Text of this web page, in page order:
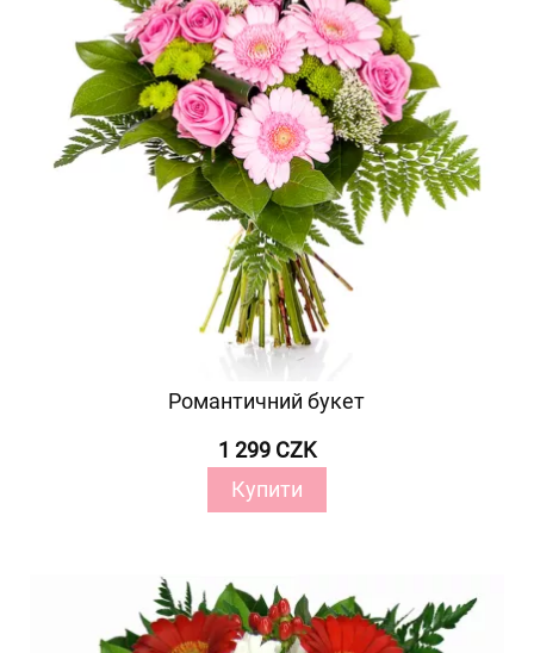
Романтичний букет
1 299 CZK
Купити